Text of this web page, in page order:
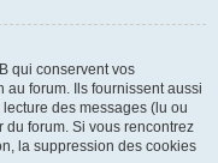
qui conservent vos
au forum. Ils fournissent aussi
des messages (lu ou
forum. Si vous rencontrez
la suppression des cookies